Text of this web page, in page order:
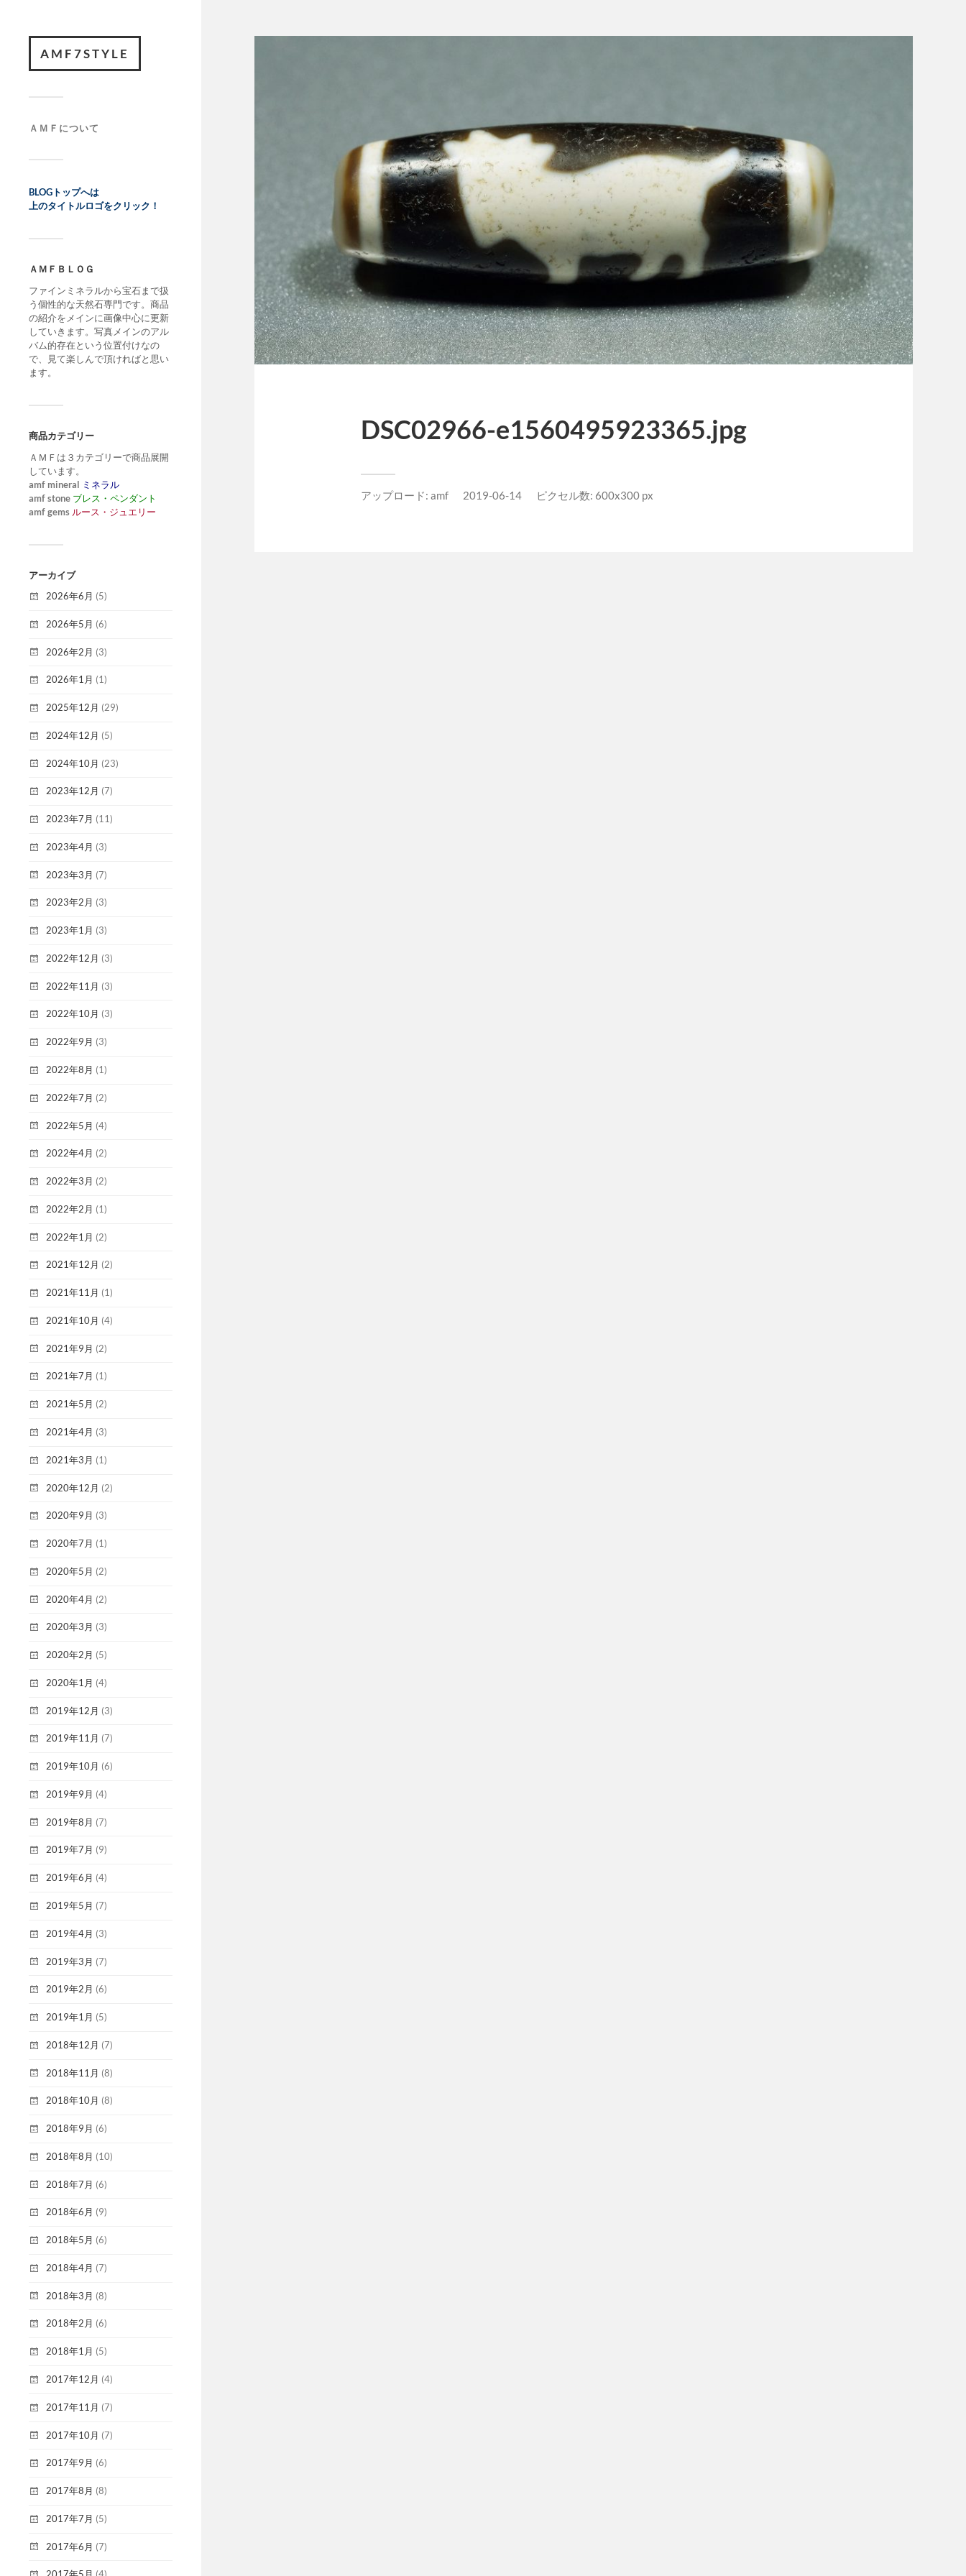
AMF7STYLE
ＡＭＦについて
BLOGトップへは
上のタイトルロゴをクリック！
ＡＭＦＢＬＯＧ
ファインミネラルから宝石まで扱
う個性的な天然石専門です。商品
の紹介をメインに画像中心に更新
していきます。写真メインのアル
バム的存在という位置付けなの
で、見て楽しんで頂ければと思い
ます。
商品カテゴリー
ＡＭＦは３カテゴリーで商品展開
しています。
amf mineral ミネラル
amf stone ブレス・ペンダント
amf gems ルース・ジュエリー
アーカイブ
2026年6月 (5)
2026年5月 (6)
2026年2月 (3)
2026年1月 (1)
2025年12月 (29)
2024年12月 (5)
2024年10月 (23)
2023年12月 (7)
2023年7月 (11)
2023年4月 (3)
2023年3月 (7)
2023年2月 (3)
2023年1月 (3)
2022年12月 (3)
2022年11月 (3)
2022年10月 (3)
2022年9月 (3)
2022年8月 (1)
2022年7月 (2)
2022年5月 (4)
2022年4月 (2)
2022年3月 (2)
2022年2月 (1)
2022年1月 (2)
2021年12月 (2)
2021年11月 (1)
2021年10月 (4)
2021年9月 (2)
2021年7月 (1)
2021年5月 (2)
2021年4月 (3)
2021年3月 (1)
2020年12月 (2)
2020年9月 (3)
2020年7月 (1)
2020年5月 (2)
2020年4月 (2)
2020年3月 (3)
2020年2月 (5)
2020年1月 (4)
2019年12月 (3)
2019年11月 (7)
2019年10月 (6)
2019年9月 (4)
2019年8月 (7)
2019年7月 (9)
2019年6月 (4)
2019年5月 (7)
2019年4月 (3)
2019年3月 (7)
2019年2月 (6)
2019年1月 (5)
2018年12月 (7)
2018年11月 (8)
2018年10月 (8)
2018年9月 (6)
2018年8月 (10)
2018年7月 (6)
2018年6月 (9)
2018年5月 (6)
2018年4月 (7)
2018年3月 (8)
2018年2月 (6)
2018年1月 (5)
2017年12月 (4)
2017年11月 (7)
2017年10月 (7)
2017年9月 (6)
2017年8月 (8)
2017年7月 (5)
2017年6月 (7)
DSC02966-e1560495923365.jpg
アップロード: amf 2019-06-14 ピクセル数: 600x300 px